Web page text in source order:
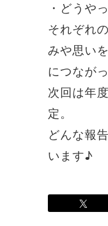
・どうや
それぞれ
みや思い
につなが
次回は年
定。
どんな報
います♪